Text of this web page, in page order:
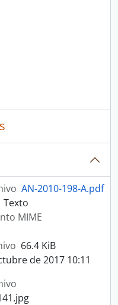
AN-2010-198-A.pdf
Texto
MIME
66.4 KiB
de 2017 10:11